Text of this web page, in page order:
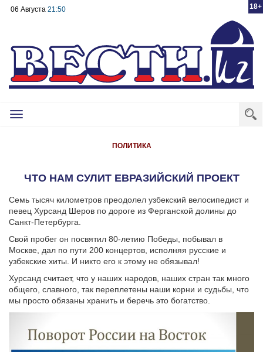
18+
06 Августа 21:50
Toggle
ПОЛИТИКА
ЧТО НАМ СУЛИТ ЕВРАЗИЙСКИЙ ПРОЕКТ
Семь тысяч километров преодолел узбекский велосипедист и
певец Хурсанд Шеров по дороге из Ферганской долины до
Санкт-Петербурга.
Свой пробег он посвятил 80-летию Победы, побывал в
Москве, дал по пути 200 концертов, исполняя русские и
узбекские хиты. И никто его к этому не обязывал!
Хурсанд считает, что у наших народов, наших стран так много
общего, славного, так переплетены наши корни и судьбы, что
мы просто обязаны хранить и беречь это богатство.